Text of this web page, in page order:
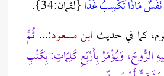
مَاذَا تَكْسِبُ غَدًا{لقمان:34}.
كما في حديث ابن مسعود:... ثُمَّ
الرُّوحَ، وَيُؤْمَرُ بِأَرْبَعِ كَلِمَاتٍ: بِكَتْبِ